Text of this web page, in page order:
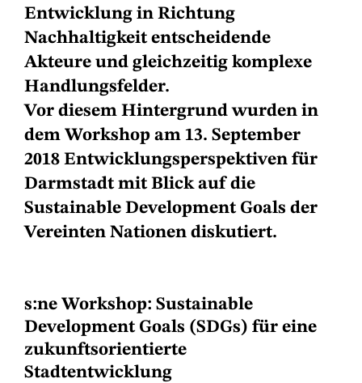
Entwicklung in Richtung
Nachhaltigkeit entscheidende
Akteure und gleichzeitig komplexe
Handlungsfelder.
Vor diesem Hintergrund wurden in
dem Workshop am 13. September
2018 Entwicklungsperspektiven für
Darmstadt mit Blick auf die
Sustainable Development Goals der
Vereinten Nationen diskutiert.
s:ne Workshop: Sustainable
Development Goals (SDGs) für eine
zukunftsorientierte
Stadtentwicklung